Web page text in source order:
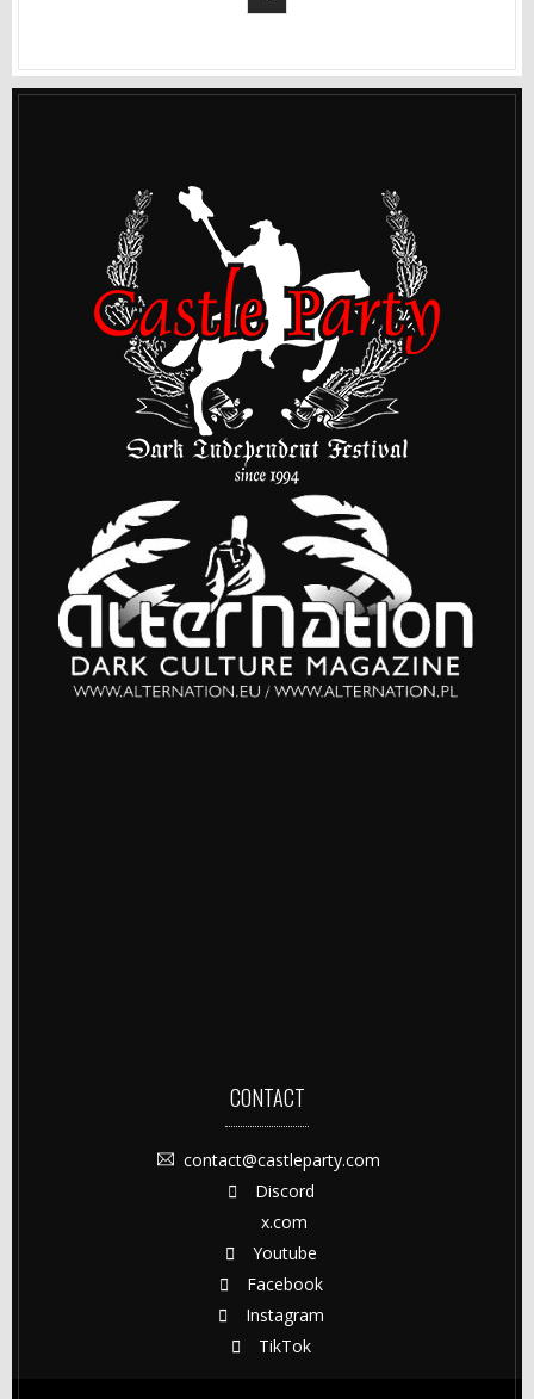
CONTACT
contact@castleparty.com
Discord
x.com
Youtube
Facebook
Instagram
TikTok